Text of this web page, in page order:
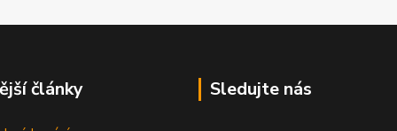
články Sledujte nás